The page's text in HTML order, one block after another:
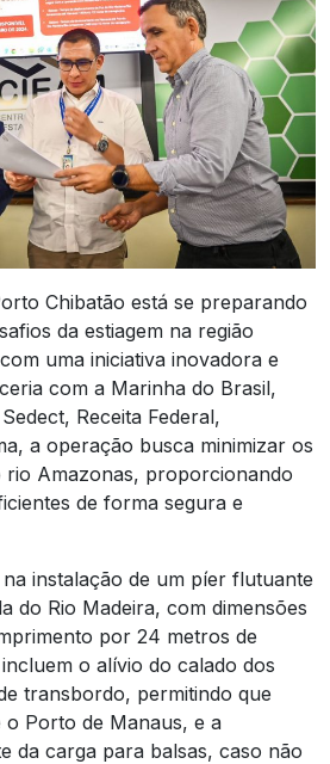
Chibatão está se preparando
da estiagem na região
uma iniciativa inovadora e
com a Marinha do Brasil,
Receita Federal,
a operação busca minimizar os
rio Amazonas, proporcionando
de forma segura e
instalação de um píer flutuante
do Rio Madeira, com dimensões
por 24 metros de
o alívio do calado dos
transbordo, permitindo que
o Porto de Manaus, e a
da carga para balsas, caso não